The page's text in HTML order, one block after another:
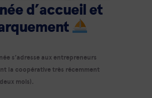
d’accueil et
s’adresse aux entrepreneurs
la coopérative très récemment
mois).